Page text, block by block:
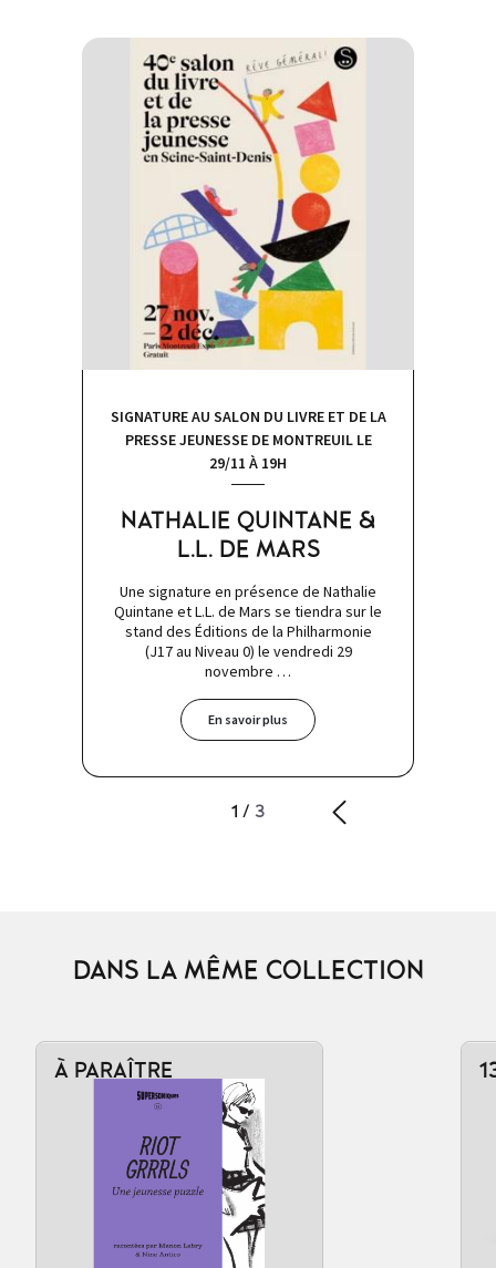
SIGNATURE AU SALON DU LIVRE ET DE LA
PRESSE JEUNESSE DE MONTREUIL LE
29/11 À 19H
NATHALIE QUINTANE &
L.L. DE MARS
Une signature en présence de Nathalie
Quintane et L.L. de Mars se tiendra sur le
stand des Éditions de la Philharmonie
(J17 au Niveau 0) le vendredi 29
novembre …
En savoir plus
1 / 3
DANS LA MÊME COLLECTION
À PARAÎTRE
Ajouter au panier